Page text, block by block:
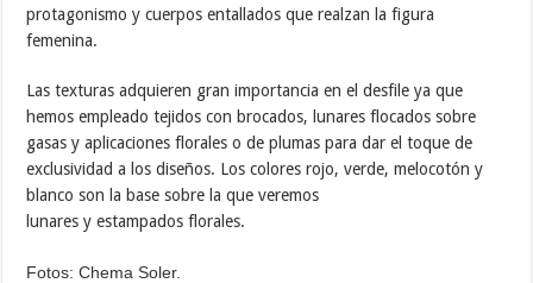
protagonismo y cuerpos entallados que realzan la figura
femenina.
Las texturas adquieren gran importancia en el desfile ya que
hemos empleado tejidos con brocados, lunares flocados sobre
gasas y aplicaciones florales o de plumas para dar el toque de
exclusividad a los diseños. Los colores rojo, verde, melocotón y
blanco son la base sobre la que veremos
lunares y estampados florales.
Fotos: Chema Soler.